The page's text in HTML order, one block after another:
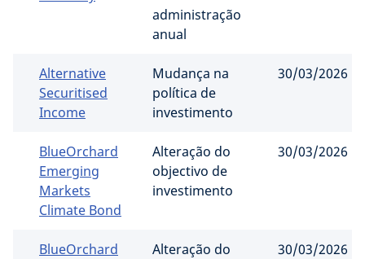
administração
anual
Alternative
Securitised
Income
Mudança na
política de
investimento
30/03/2026
BlueOrchard
Emerging
Markets
Climate Bond
Alteração do
objectivo de
investimento
30/03/2026
BlueOrchard
Alteração do
30/03/2026